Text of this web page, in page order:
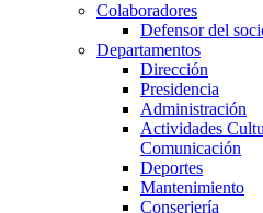
Colaboradores
Defensor del
Departamentos
Dirección
Presidencia
Administración
Actividades
Comunicación
Deportes
Mantenimiento
Conserjería